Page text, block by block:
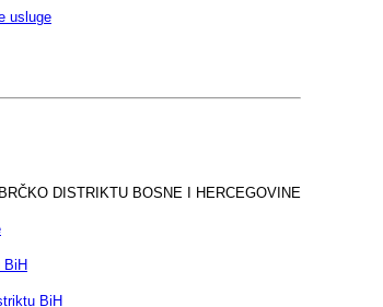
usluge
DISTRIKTU BOSNE I HERCEGOVINE
BiH
BiH